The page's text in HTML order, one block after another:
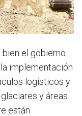
bien el gobierno
implementación
logísticos y
y áreas
están